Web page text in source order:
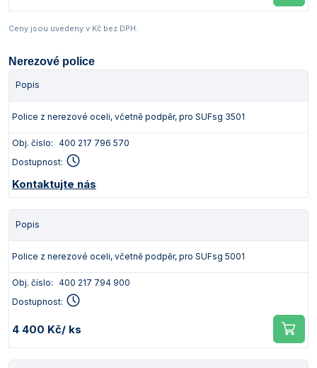
Ceny jsou uvedeny v Kč bez DPH.
Nerezové police
Popis
Police z nerezové oceli, včetně podpěr, pro SUFsg 3501
Obj. číslo: 400 217 796 570
Dostupnost:
Kontaktujte nás
Popis
Police z nerezové oceli, včetně podpěr, pro SUFsg 5001
Obj. číslo: 400 217 794 900
Dostupnost:
4 400 Kč/ ks